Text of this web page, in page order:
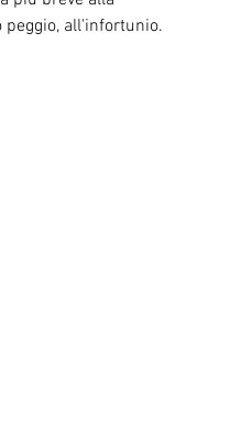
all'infortunio.